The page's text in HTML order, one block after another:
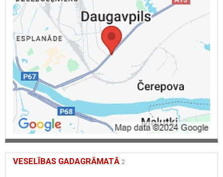
VESELĪBAS GADAGRĀMATĀ 2